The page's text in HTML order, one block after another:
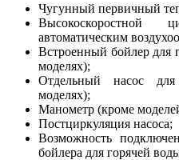
Чугунный первичный
Высокоскоростной
автоматическим
Встроенный бойлер для
моделях);
Отдельный насос
моделях);
Манометр (кроме
Постциркуляция насоса;
Возможность
бойлера для горячей